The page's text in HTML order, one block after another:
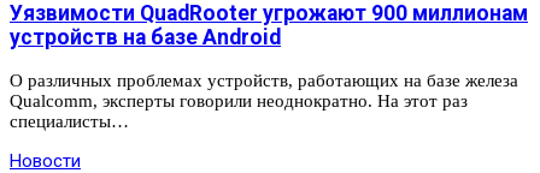
Уязвимости QuadRooter угрожают 900 миллионам
устройств на базе Android
О различных проблемах устройств, работающих на базе железа
Qualcomm, эксперты говорили неоднократно. На этот раз
специалисты…
Новости